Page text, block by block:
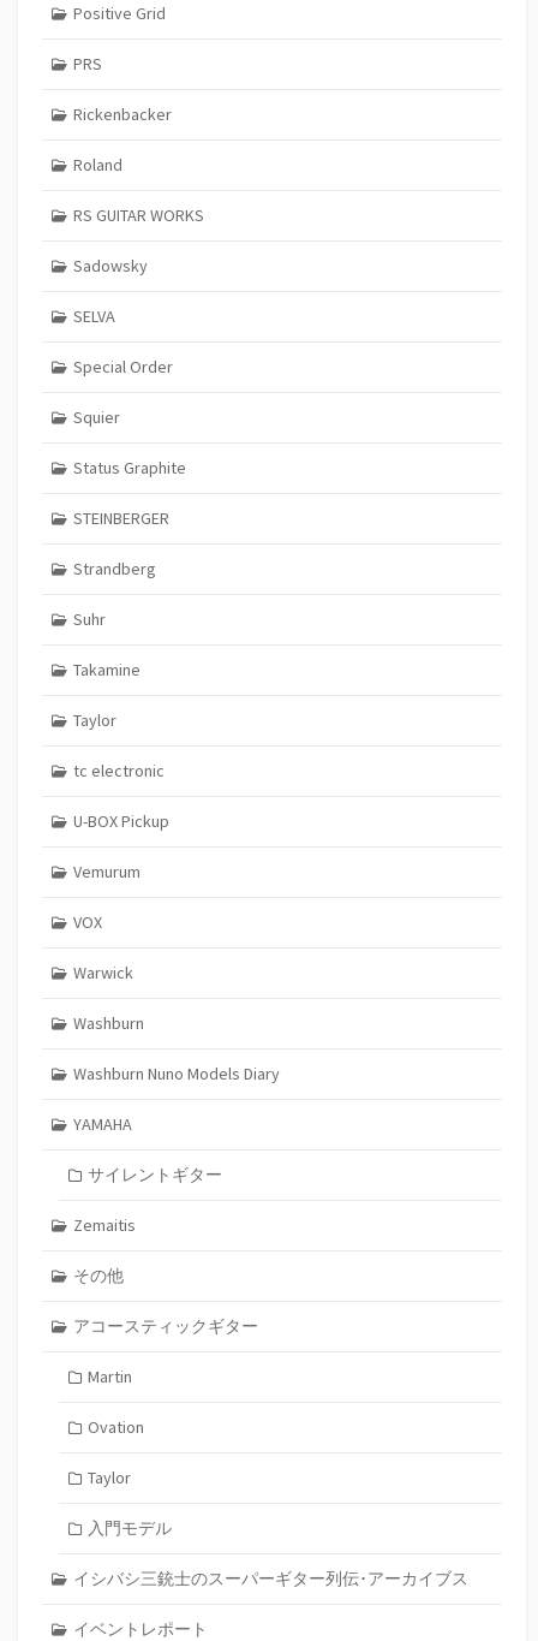
Positive Grid
PRS
Rickenbacker
Roland
RS GUITAR WORKS
Sadowsky
SELVA
Special Order
Squier
Status Graphite
STEINBERGER
Strandberg
Suhr
Takamine
Taylor
tc electronic
U-BOX Pickup
Vemurum
VOX
Warwick
Washburn
Washburn Nuno Models Diary
YAMAHA
サイレントギター
Zemaitis
その他
アコースティックギター
Martin
Ovation
Taylor
入門モデル
イシバシ三銃士のスーパーギター列伝･アーカイブス
イベントレポート